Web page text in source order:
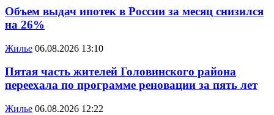
Объем выдач ипотек в России за месяц снизился
на 26%
Жилье 06.08.2026 13:10
Пятая часть жителей Головинского района
переехала по программе реновации за пять лет
Жилье 06.08.2026 12:22